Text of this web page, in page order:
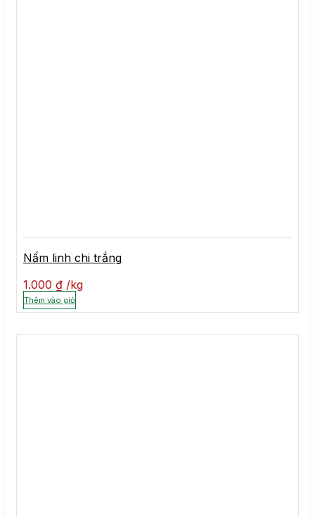
Nấm linh chi trắng
1.000 ₫ kg
Thêm vào giỏ